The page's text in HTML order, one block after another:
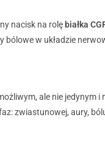
nacisk na rolę białka
bólowe w układzie
ale nie jedynym
zwiastunowej, aury,